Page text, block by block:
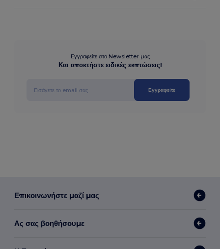
Εγγραφείτε στο Newsletter μας
Και αποκτήστε ειδικές εκπτώσεις!
Εγγραφείτε
Επικοινωνήστε μαζί μας
Ας σας βοηθήσουμε